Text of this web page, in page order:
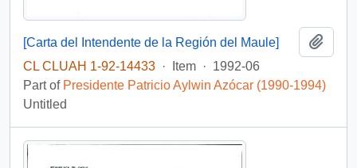
[Carta del Intendente de la Región del Maule]
CL CLUAH 1-92-14433 · Item · 1992-06
Part of Presidente Patricio Aylwin Azócar (1990-1994)
Untitled